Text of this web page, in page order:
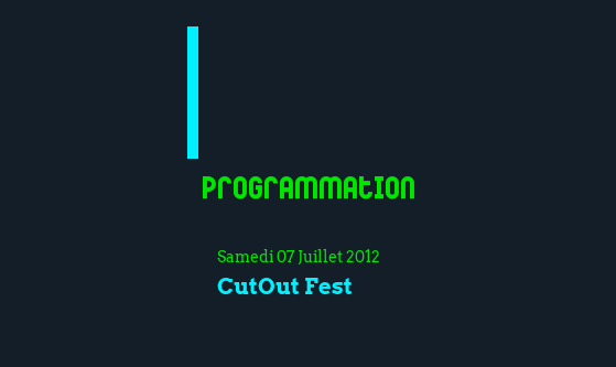
Programmation
Samedi 07 Juillet 2012
CutOut Fest